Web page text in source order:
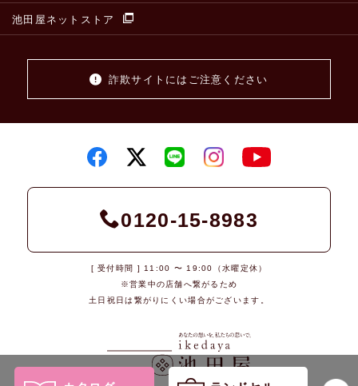
池田屋ネットストア
詐欺サイトにはご注意ください
0120-15-8983
[ 受付時間 ] 11:00 〜 19:00（水曜定休）
※営業中の店舗へ繋がるため
土日祝日は繋がりにくい場合がございます。